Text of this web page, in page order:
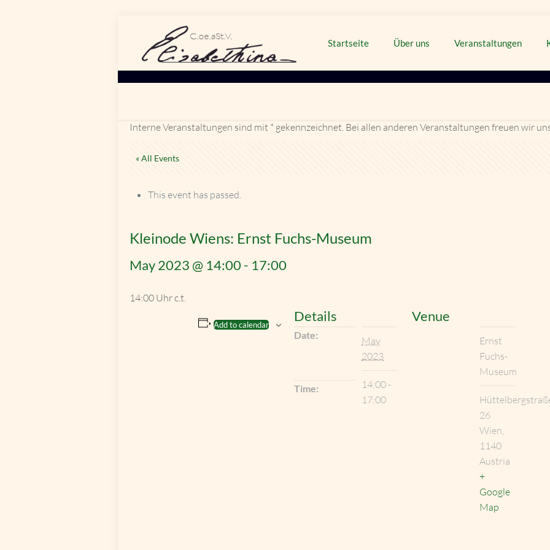
Startseite Über uns Veranstaltungen
Interne Veranstaltungen sind mit * gekennzeichnet. Bei allen anderen Veranstaltungen freuen wir
« All Events
This event has passed.
Kleinode Wiens: Ernst Fuchs-Museum
May 2023 @ 14:00 - 17:00
14:00 Uhr c.t.
Add to calendar
Details
Date:
May
2023
Time:
14:00 -
17:00
Venue
Ernst
Fuchs-
Museum
26
Wien,
1140
Austria
+
Google
Map